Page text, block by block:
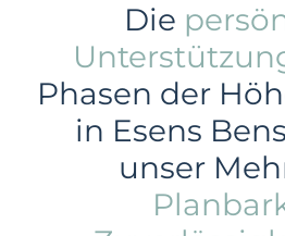
Die
Phasen der
in Esens
unser